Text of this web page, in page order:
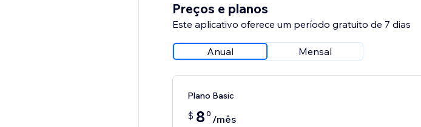
Preços e planos
Este aplicativo oferece um período gratuito de 7 dias
Anual Mensal
Plano Basic
$ 8 0 /mês